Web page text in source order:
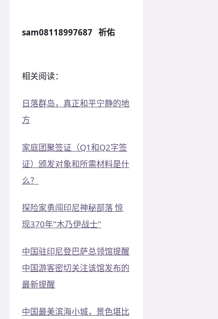
sam08118997687 祈佑
相关阅读：
日落群岛，真正和平宁静的地
方
家庭团聚签证（Q1和Q2字签
证）颁发对象和所需材料是什
么？
探险家勇闯印尼神秘部落 惊
现370年"木乃伊战士"
中国驻印尼登巴萨总领馆提醒
中国游客密切关注该馆发布的
最新提醒
中国最美滨海小城，景色堪比